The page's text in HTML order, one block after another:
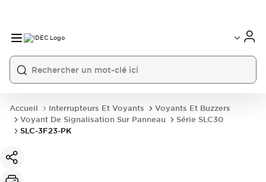
Accueil Interrupteurs Et Voyants
Voyants Et Buzzers
Voyant De Signalisation Sur Panneau
Série SLC30
SLC-3F23-PK